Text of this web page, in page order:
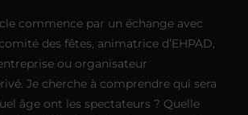
commence par un échange avec
des fêtes, animatrice d’EHPAD,
ou organisateur
Je cherche à comprendre qui sera
âge ont les spectateurs ? Quelle